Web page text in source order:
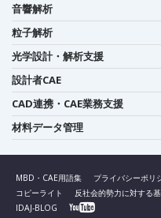
音響解析
粒子解析
光学設計・解析支援
設計者CAE
CAD連携・CAE業務支援
材料データ管理
MBD・CAE用語集 プライバシーポリ
コピーライト
反社会的勢力に対する
IDAJ-BLOG